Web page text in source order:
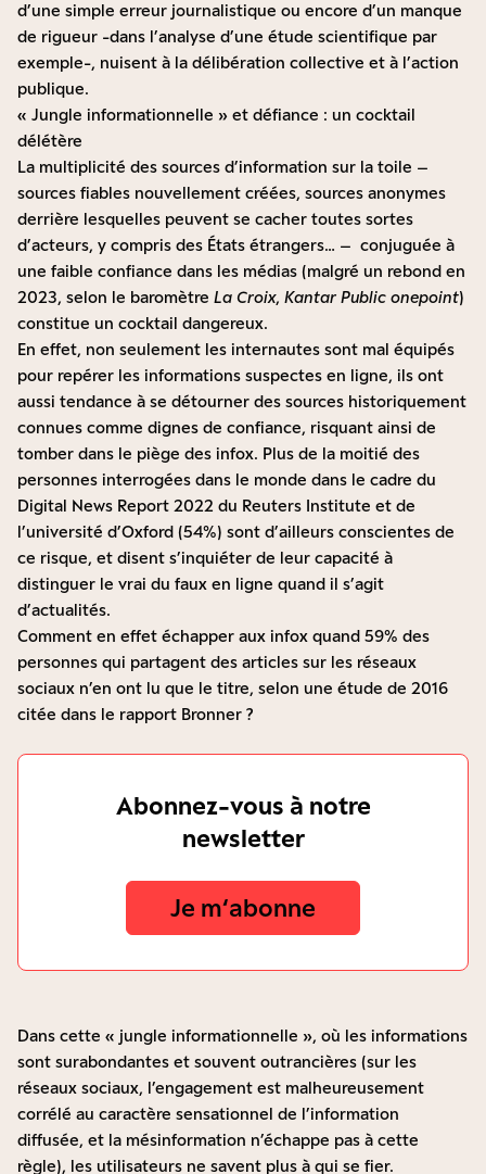
d’une simple erreur journalistique ou encore d’un manque
de rigueur -dans l’analyse d’une étude scientifique par
exemple-, nuisent à la délibération collective et à l’action
publique.
« Jungle informationnelle » et défiance : un cocktail
délétère
La multiplicité des sources d’information sur la toile –
sources fiables nouvellement créées, sources anonymes
derrière lesquelles peuvent se cacher toutes sortes
d’acteurs, y compris des États étrangers… – conjuguée à
une faible confiance dans les médias (malgré un rebond en
2023, selon le baromètre La Croix, Kantar Public onepoint)
constitue un cocktail dangereux.
En effet, non seulement les internautes sont mal équipés
pour repérer les informations suspectes en ligne, ils ont
aussi tendance à se détourner des sources historiquement
connues comme dignes de confiance, risquant ainsi de
tomber dans le piège des infox. Plus de la moitié des
personnes interrogées dans le monde dans le cadre du
Digital News Report 2022 du Reuters Institute et de
l’université d’Oxford (54%) sont d’ailleurs conscientes de
ce risque, et disent s’inquiéter de leur capacité à
distinguer le vrai du faux en ligne quand il s’agit
d’actualités.
Comment en effet échapper aux infox quand 59% des
personnes qui partagent des articles sur les réseaux
sociaux n’en ont lu que le titre, selon une étude de 2016
citée dans le rapport Bronner ?
Abonnez-vous à notre
newsletter
Je m‘abonne
Dans cette « jungle informationnelle », où les informations
sont surabondantes et souvent outrancières (sur les
réseaux sociaux, l’engagement est malheureusement
corrélé au caractère sensationnel de l’information
diffusée, et la mésinformation n’échappe pas à cette
règle), les utilisateurs ne savent plus à qui se fier.